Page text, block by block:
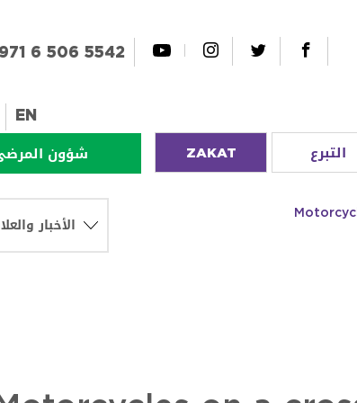
6 506 5542
EN
التبرع ZAKAT شؤون